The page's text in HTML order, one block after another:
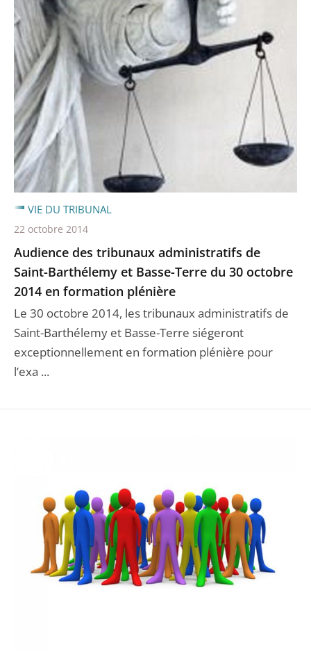
Audience des tribunaux administratifs de
Saint-Barthélemy et Basse-Terre du 30 octobre
2014 en formation plénière
Le 30 octobre 2014, les tribunaux administratifs de
Saint-Barthélemy et Basse-Terre siégeront
exceptionnellement en formation plénière pour
l’exa ...
VIE DU TRIBUNAL
22 octobre 2014